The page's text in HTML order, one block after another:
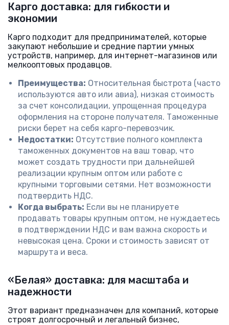
Карго доставка: для гибкости и
экономии
Карго подходит для предпринимателей, которые
закупают небольшие и средние партии умных
устройств, например, для интернет-магазинов или
мелкооптовых продавцов.
Преимущества: Относительная быстрота (часто
используются авто или авиа), низкая стоимость
за счет консолидации, упрощенная процедура
оформления на стороне получателя. Таможенные
риски берет на себя карго-перевозчик.
Недостатки: Отсутствие полного комплекта
таможенных документов на ваш товар, что
может создать трудности при дальнейшей
реализации крупным оптом или работе с
крупными торговыми сетями. Нет возможности
подтвердить НДС.
Когда выбрать: Если вы не планируете
продавать товары крупным оптом, не нуждаетесь
в подтверждении НДС и вам важна скорость и
невысокая цена. Сроки и стоимость зависят от
маршрута и веса.
«Белая» доставка: для масштаба и
надежности
Этот вариант предназначен для компаний, которые
строят долгосрочный и легальный бизнес,